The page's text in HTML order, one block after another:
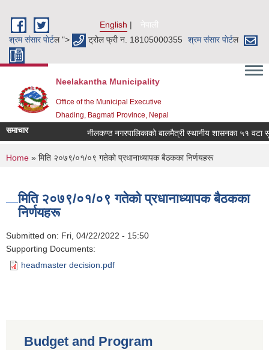
English
नेपाली
श्रम संसार पाेर्टल "> ट्रोल फ्री न. 18105000355 श्रम संसार पाेर्टल
Neelakantha Municipality
Office of the Municipal Executive
Dhading, Bagmati Province, Nepal
समाचार नीलकण्ठ नगरपालिकाको बालमैत्री स्थानीय शासनका ५१ वटा
You are here
Home » मिति २०७९/०१/०९ गतेको प्रधानाध्यापक बैठकका निर्णयहरू
मिति २०७९/०१/०९ गतेको प्रधानाध्यापक बैठकका
निर्णयहरू
Submitted on: Fri, 04/22/2022 - 15:50
Supporting Documents:
headmaster decision.pdf
Budget and Program